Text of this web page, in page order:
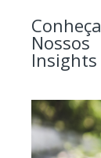
Conheça
Nossos
Insights